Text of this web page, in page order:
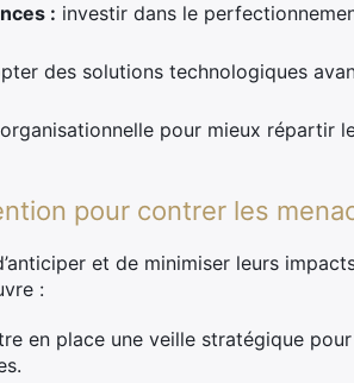
: investir dans le
des solutions technologiques
pour mieux répartir
pour contrer les
et de minimiser leurs
:
en place une veille stratégique